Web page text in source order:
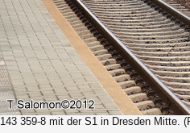
143 359-8 mit der S1 in Dresden Mitte.